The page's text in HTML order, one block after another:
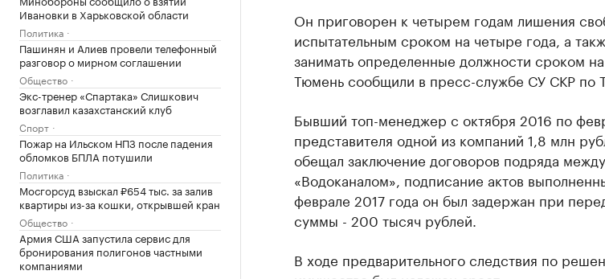
Ивановки в Харьковской области
Политика
Пашинян и Алиев провели телефонный
разговор о мирном соглашении
Общество
Экс-тренер «Спартака» Слишкович
возглавил казахстанский клуб
Спорт
Пожар на Ильском НПЗ после падения
обломков БПЛА потушили
Политика
Мосгорсуд взыскал ₽654 тыс. за залив
квартиры из-за кошки, открывшей кран
Общество
Армия США запустила сервис для
бронирования полигонов частными
компаниями
Он приговорен к четырем годам лишения
испытательным сроком на четыре года, а
занимать определенные должности сроком
Тюмень сообщили в пресс-службе СУ СКР по
Бывший топ-менеджер с октября 2016 по
представителя одной из компаний 1,8 млн
обещал заключение договоров подряда
«Водоканалом», подписание актов
феврале 2017 года он был задержан при
суммы - 200 тысяч рублей.
В ходе предварительного следствия по